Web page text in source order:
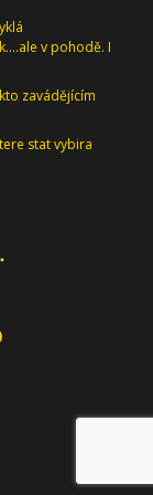
v pohodě. I
zavádějícím
stat vybira